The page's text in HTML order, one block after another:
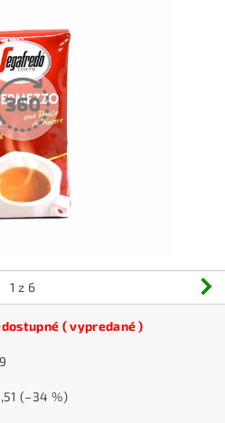
1 z 6
( vypredané )
(–34 %)